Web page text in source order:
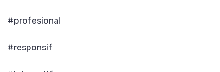
#profesional
#responsif